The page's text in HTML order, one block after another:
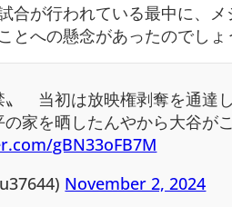
合が行われている最中に、
への懸念があったのでしょ
当初は放映権剥奪を通達
家を晒したんやから大谷が
gBN33oFB7M
November 2, 2024